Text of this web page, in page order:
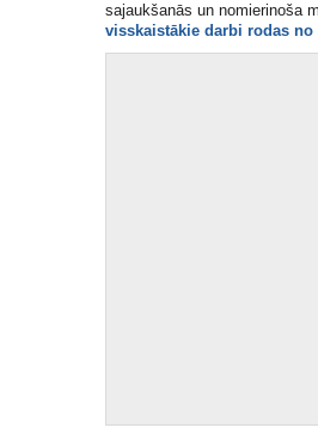
sajaukšanās un nomierinoša
visskaistākie darbi rodas no